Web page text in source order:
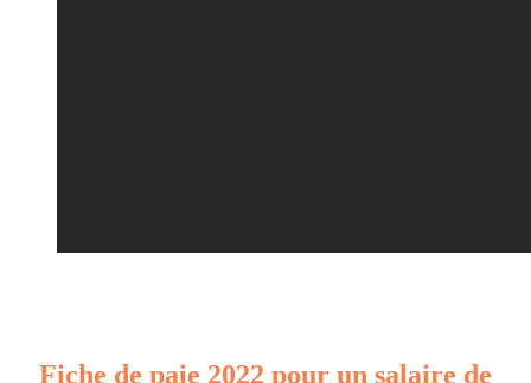
Fiche de paie 2022 pour un salaire de